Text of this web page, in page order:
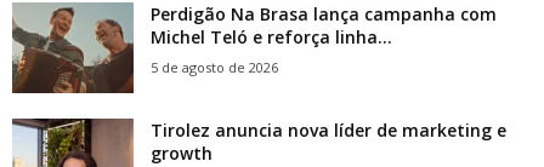
Perdigão Na Brasa lança campanha com
Michel Teló e reforça linha...
5 de agosto de 2026
Tirolez anuncia nova líder de marketing e
growth